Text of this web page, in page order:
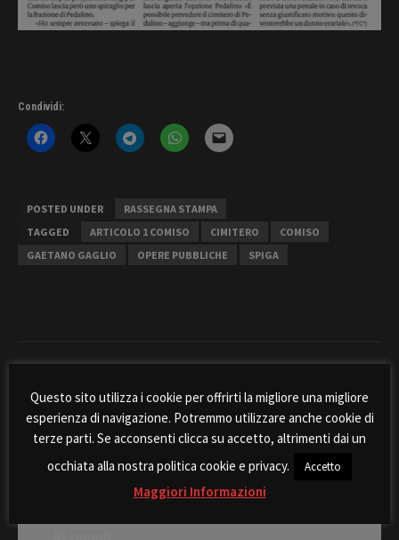
Condividi:
POSTED UNDER
RASSEGNA STAMPA
TAGGED
ARTICOLO 1 COMISO CIMITERO
COMISO
GAETANO GAGLIO
OPERE PUBBLICHE SPIGA
PostInterrogazione
consiliare su accesso
autoveicoli al cimitero di
Comiso
Interrogazione consiliare sul
trasferimento al Comune di
Comiso dell’area ex USAF
Questo sito utilizza i cookie per offrirti la migliore una migliore
esperienza di navigazione. Potremmo utilizzare anche cookie di
terze parti. Se acconsenti clicca su accetto, altrimenti dai un
occhiata alla nostra politica cookie e privacy.
Accetto
Maggiori Informazioni